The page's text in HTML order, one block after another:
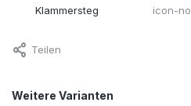
Klammersteg icon-no
Teilen
Weitere Varianten